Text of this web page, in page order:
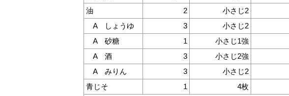
油
2
小さじ2
A しょうゆ
3
小さじ2
A 砂糖
1
小さじ1強
A 酒
3
小さじ2強
A みりん
3
小さじ2
青じそ
1
4枚